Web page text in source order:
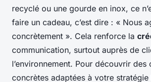
recyclé ou une gourde en inox, ce
faire un cadeau, c’est dire : « Nous
concrètement ». Cela renforce la
communication, surtout auprès de
l’environnement. Pour découvrir des
concrètes adaptées à votre stratégie